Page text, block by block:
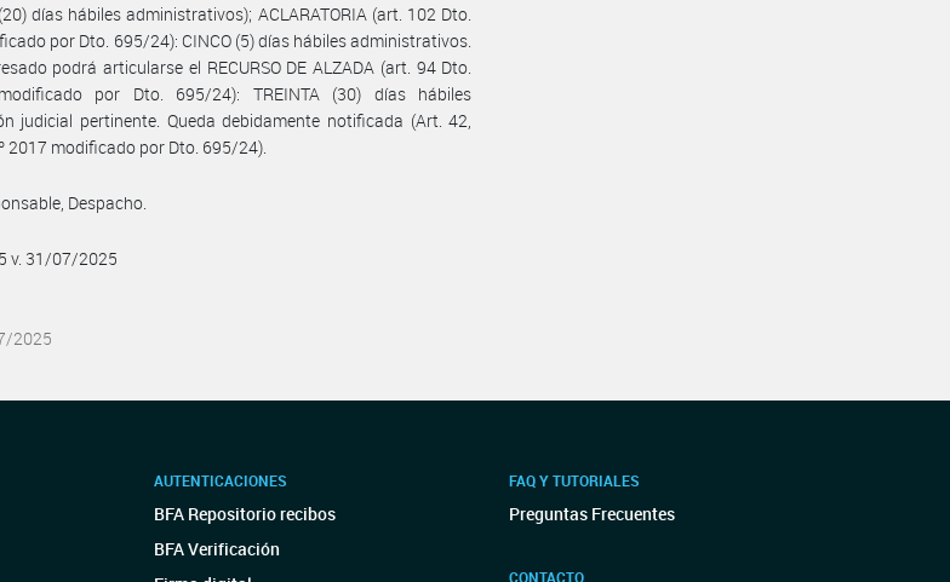
días hábiles administrativos); ACLARATORIA (art. 102 Dto.
por Dto. 695/24): CINCO (5) días hábiles administrativos.
podrá articularse el RECURSO DE ALZADA (art. 94 Dto.
por Dto. 695/24): TREINTA (30) días hábiles
judicial pertinente. Queda debidamente notificada (Art. 42,
2017 modificado por Dto. 695/24).
Despacho.
v. 31/07/2025
2025
AUTENTICACIONES
BFA Repositorio recibos
BFA Verificación
FAQ Y TUTORIALES
Preguntas Frecuentes
CONTACTO